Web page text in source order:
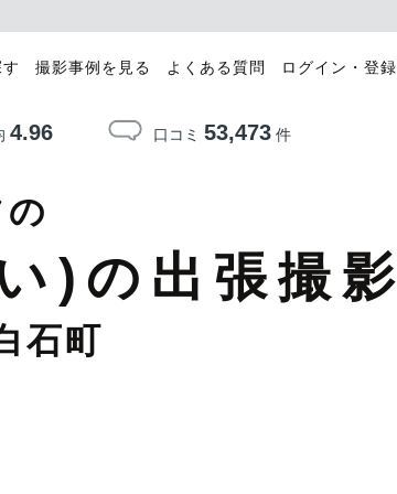
撮影事例を見る よくある質問 ログイン・登録
4.96 口コミ 53,473件
)の出張撮影
石町